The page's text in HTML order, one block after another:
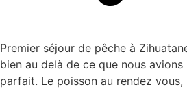
Premier séjour de pêche à
bien au delà de ce que nous
parfait. Le poisson au rendez vous,